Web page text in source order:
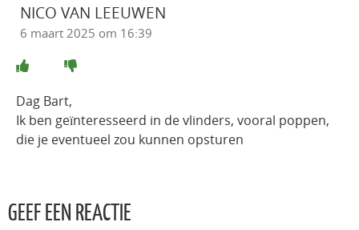
NICO VAN LEEUWEN
6 maart 2025 om 16:39
Dag Bart,
Ik ben geïnteresseerd in de vlinders, vooral poppen,
die je eventueel zou kunnen opsturen
GEEF EEN REACTIE